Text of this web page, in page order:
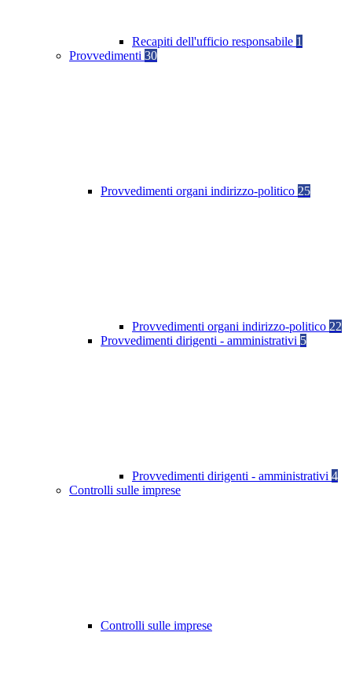
Recapiti dell'ufficio responsabile 1
Provvedimenti 30
Provvedimenti organi indirizzo-politico 25
Provvedimenti organi indirizzo-politico 22
Provvedimenti dirigenti - amministrativi 5
Provvedimenti dirigenti - amministrativi 4
Controlli sulle imprese
Controlli sulle imprese